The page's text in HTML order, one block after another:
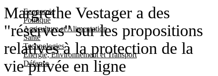
Economie
Politique
Agriculture et Alimentation
Santé
Technologies
Energie, Environnement et Transport
Défense
Margrethe Vestager a des
"réserves" sur les propositions
relatives à la protection de la
vie privée en ligne